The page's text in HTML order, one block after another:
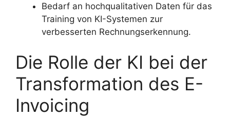
Bedarf an hochqualitativen Daten für das
Training von KI-Systemen zur
verbesserten Rechnungserkennung.
Die Rolle der KI bei der
Transformation des E-
Invoicing